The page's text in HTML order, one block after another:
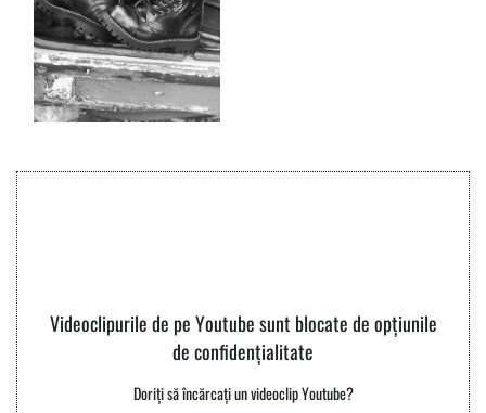
Videoclipurile de pe Youtube sunt blocate de opțiunile
de confidențialitate
Doriți să încărcați un videoclip Youtube?